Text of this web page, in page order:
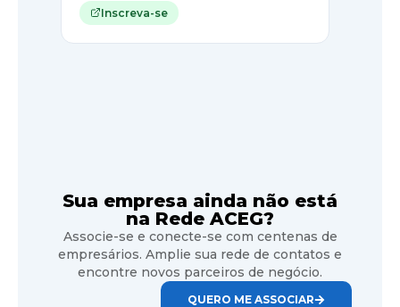
Inscreva-se
Sua empresa ainda não está
na Rede ACEG?
Associe-se e conecte-se com centenas de
empresários. Amplie sua rede de contatos e
encontre novos parceiros de negócio.
QUERO ME ASSOCIAR